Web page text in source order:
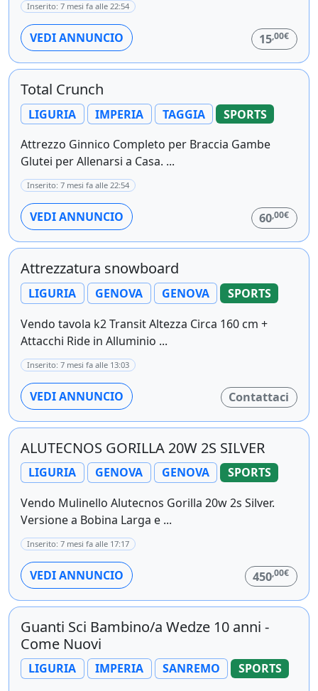
Inserito: 7 mesi fa alle 22:54
VEDI ANNUNCIO 15,00€
Total Crunch
LIGURIA IMPERIA TAGGIA
SPORTS
Attrezzo Ginnico Completo per Braccia Gambe
Glutei per Allenarsi a Casa. ...
Inserito: 7 mesi fa alle 22:54
VEDI ANNUNCIO 60,00€
Attrezzatura snowboard
LIGURIA GENOVA GENOVA
SPORTS
Vendo tavola k2 Transit Altezza Circa 160 cm +
Attacchi Ride in Alluminio ...
Inserito: 7 mesi fa alle 13:03
VEDI ANNUNCIO Contattaci
ALUTECNOS GORILLA 20W 2S SILVER
LIGURIA GENOVA GENOVA
SPORTS
Vendo Mulinello Alutecnos Gorilla 20w 2s Silver.
Versione a Bobina Larga e ...
Inserito: 7 mesi fa alle 17:17
VEDI ANNUNCIO 450,00€
Guanti Sci Bambino/a Wedze 10 anni -
Come Nuovi
LIGURIA IMPERIA SANREMO SPORTS